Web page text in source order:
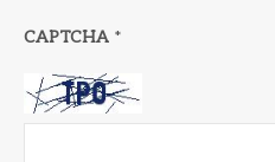
CAPTCHA *